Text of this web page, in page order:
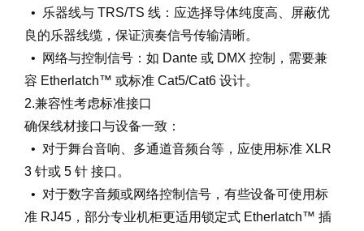
• 乐器线与 TRS/TS 线：应选择导体纯度高、屏蔽优
良的乐器线缆，保证演奏信号传输清晰。
• 网络与控制信号：如 Dante 或 DMX 控制，需要兼
容 Etherlatch™ 或标准 Cat5/Cat6 设计。
2.兼容性考虑标准接口
确保线材接口与设备一致：
• 对于舞台音响、多通道音频台等，应使用标准 XLR
3 针或 5 针 接口。
• 对于数字音频或网络控制信号，有些设备可使用标
准 RJ45，部分专业机柜更适用锁定式 Etherlatch™ 插